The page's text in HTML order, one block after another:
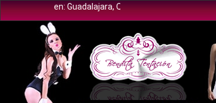
Quintana Roo, Jalapa Veracruz, Edo de